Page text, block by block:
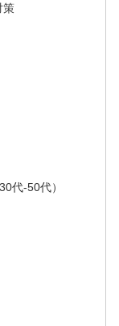
策
代-50代）